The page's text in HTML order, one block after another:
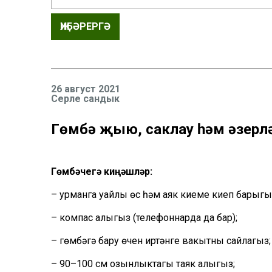
ҖИБӘРЕРГӘ
26 август 2021
Серле сандык
Гөмбә җыю, саклау һәм
Гөмбәчегә киңәшләр:
– урманга уңайлы өс һәм аяк киеме киеп
– компас алыгыз (телефоннарда да бар);
– гөмбәгә бару өчен иртәнге вакытны сайлагыз;
– 90–100 см озынлыктагы таяк алыгыз;